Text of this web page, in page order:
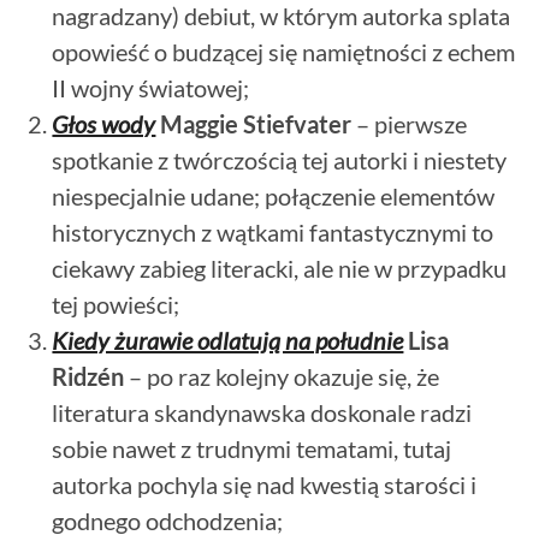
nagradzany) debiut, w którym autorka splata
opowieść o budzącej się namiętności z echem
II wojny światowej;
Głos wodyMaggie Stiefvater – pierwsze
spotkanie z twórczością tej autorki i niestety
niespecjalnie udane; połączenie elementów
historycznych z wątkami fantastycznymi to
ciekawy zabieg literacki, ale nie w przypadku
tej powieści;
Kiedy żurawie odlatują na południeLisa
Ridzén – po raz kolejny okazuje się, że
literatura skandynawska doskonale radzi
sobie nawet z trudnymi tematami, tutaj
autorka pochyla się nad kwestią starości i
godnego odchodzenia;